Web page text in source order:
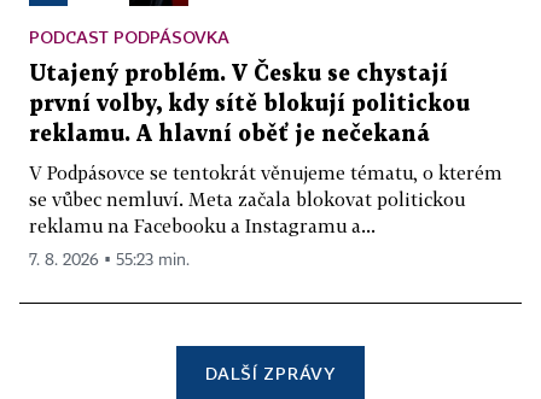
PODCAST PODPÁSOVKA
Utajený problém. V Česku se chystají
první volby, kdy sítě blokují politickou
reklamu. A hlavní oběť je nečekaná
V Podpásovce se tentokrát věnujeme tématu, o kterém
se vůbec nemluví. Meta začala blokovat politickou
reklamu na Facebooku a Instagramu a...
7. 8. 2026 ▪ 55:23 min.
DALŠÍ ZPRÁVY